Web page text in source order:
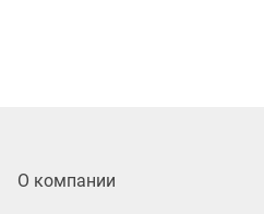
О компании